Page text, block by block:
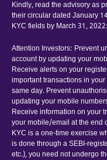
Kindly, read the advisory as
their circular dated January
KYC fields by March 31, 2022:
Attention Investors: Prevent
account by updating your
Receive alerts on your
important transactions in
same day. Prevent
updating your mobile
Receive information on your
your mobile/email at the end
KYC is a one-time exercise
is done through a SEBI-
etc.), you need not undergo